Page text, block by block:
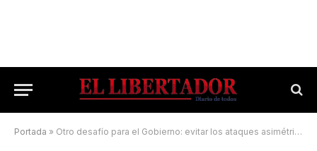
Portada » Otro desafío para el Gobierno: evitar los ataques asimétricos que buscarán impedir cambios